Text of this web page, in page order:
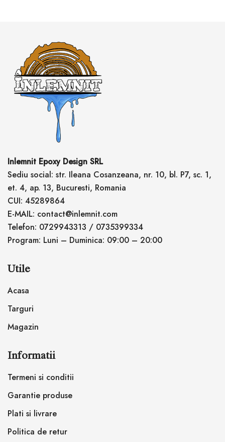
Inlemnit Epoxy Design SRL
Sediu social: str. Ileana Cosanzeana, nr. 10, bl. P7, sc. 1,
et. 4, ap. 13, Bucuresti, Romania
CUI: 45289864
E-MAIL: contact@inlemnit.com
Telefon: 0729943313 / 0735399334
Program: Luni – Duminica: 09:00 – 20:00
Utile
Acasa
Targuri
Magazin
Informatii
Termeni si conditii
Garantie produse
Plati si livrare
Politica de retur